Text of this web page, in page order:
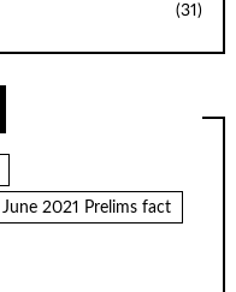
(31)
2021 Prelims fact